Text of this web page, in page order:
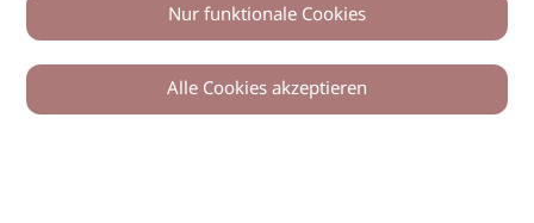
0
Nur funktionale Cookies
Alle Cookies akzeptieren